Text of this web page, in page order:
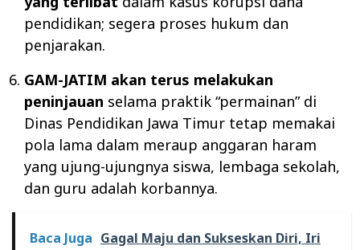
pendidikan; segera proses hukum dan
penjarakan.
GAM-JATIM akan terus melakukan
peninjauan selama praktik “permainan” di
Dinas Pendidikan Jawa Timur tetap memakai
pola lama dalam meraup anggaran haram
yang ujung-ujungnya siswa, lembaga sekolah,
dan guru adalah korbannya.
Baca Juga Gagal Maju dan Sukseskan Diri, Iri